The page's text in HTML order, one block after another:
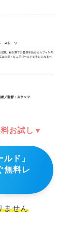
お試し▼
ド」
無料レ
ません